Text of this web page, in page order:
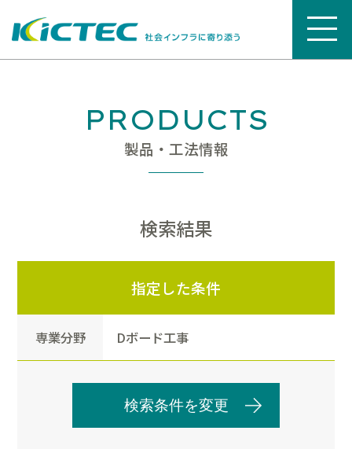
PRODUCTS
製品・工法情報
検索結果
指定した条件
専業分野 Dボード工事
検索条件を変更